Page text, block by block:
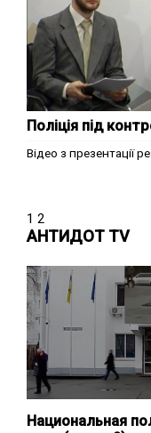
Поліція під
Відео з презентації
1 2
АНТИДОТ TV
Национальная